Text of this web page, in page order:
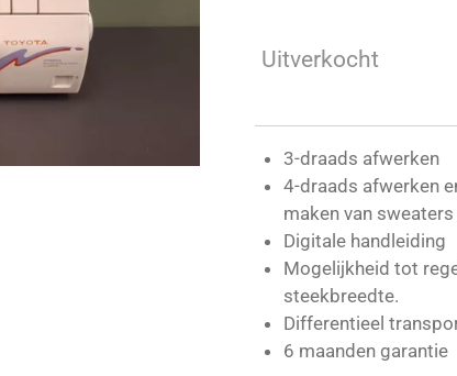
Uitverkocht
3-draads afwerken
4-draads afwerken
maken van
Digitale handleiding
Mogelijkheid tot
steekbreedte.
Differentieel
6 maanden garantie